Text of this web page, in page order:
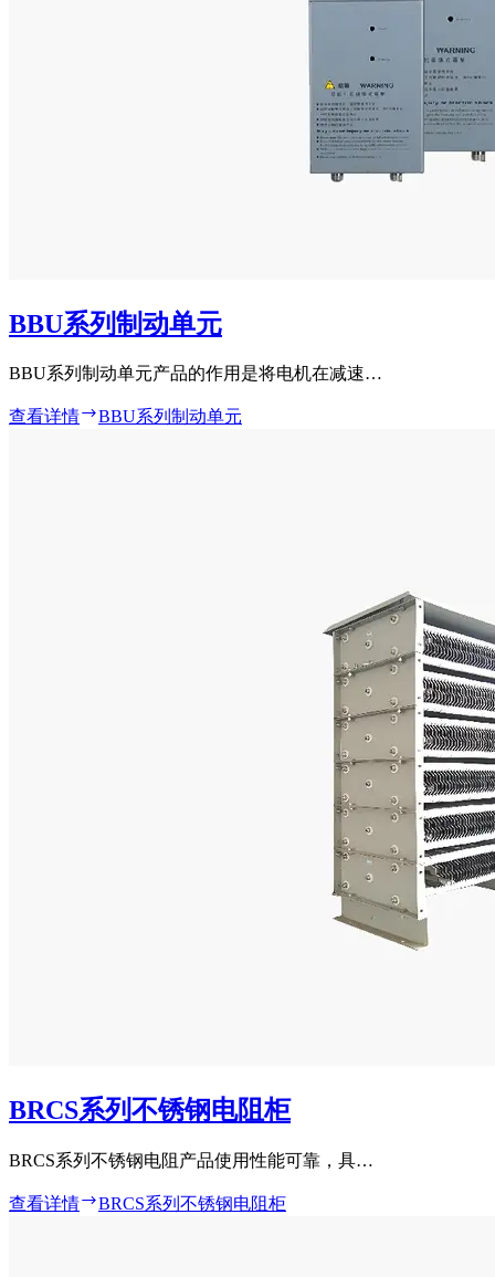
BBU系列制动单元
BBU系列制动单元产品的作用是将电机在减速…
查看详情 BBU系列制动单元
BRCS系列不锈钢电阻柜
BRCS系列不锈钢电阻产品使用性能可靠，具…
查看详情 BRCS系列不锈钢电阻柜